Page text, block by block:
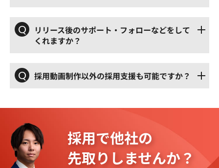
Q
リリース後のサポート・フォローなどをして
くれますか？
Q 採用動画制作以外の採用支援も可能ですか？
採用で他社の
先取りしませんか？